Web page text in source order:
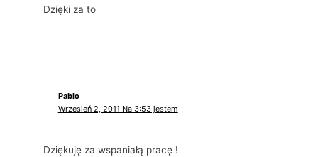
Dzięki za to
Pablo
Wrzesień 2, 2011 Na 3:53 jestem
Dziękuję za wspaniałą pracę !